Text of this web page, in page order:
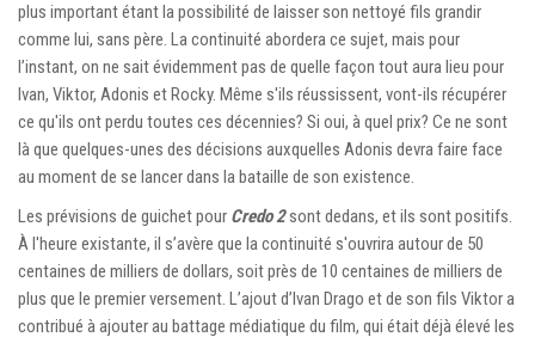
plus important étant la possibilité de laisser son nettoyé fils grandir
comme lui, sans père. La continuité abordera ce sujet, mais pour
l’instant, on ne sait évidemment pas de quelle façon tout aura lieu pour
Ivan, Viktor, Adonis et Rocky. Même s'ils réussissent, vont-ils récupérer
ce qu'ils ont perdu toutes ces décennies? Si oui, à quel prix? Ce ne sont
là que quelques-unes des décisions auxquelles Adonis devra faire face
au moment de se lancer dans la bataille de son existence.
Les prévisions de guichet pour Credo 2sont dedans, et ils sont positifs.
À l'heure existante, il s’avère que la continuité s'ouvrira autour de 50
centaines de milliers de dollars, soit près de 10 centaines de milliers de
plus que le premier versement. L’ajout d’Ivan Drago et de son fils Viktor a
contribué à ajouter au battage médiatique du film, qui était déjà élevé les